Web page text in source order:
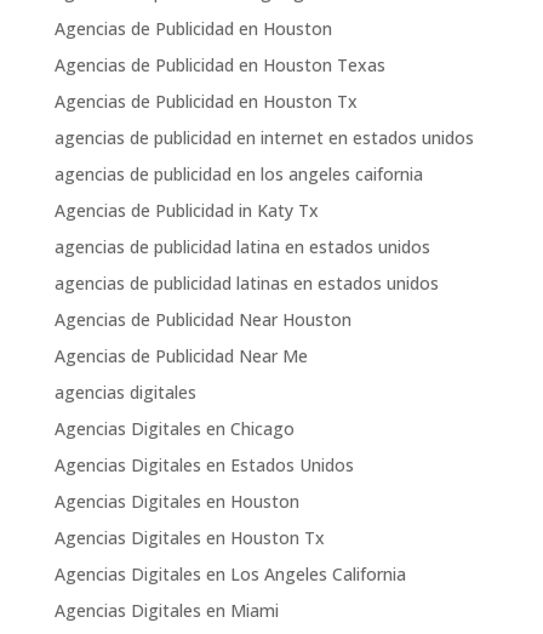
Agencias de Publicidad en Houston
Agencias de Publicidad en Houston Texas
Agencias de Publicidad en Houston Tx
agencias de publicidad en internet en estados unidos
agencias de publicidad en los angeles caifornia
Agencias de Publicidad in Katy Tx
agencias de publicidad latina en estados unidos
agencias de publicidad latinas en estados unidos
Agencias de Publicidad Near Houston
Agencias de Publicidad Near Me
agencias digitales
Agencias Digitales en Chicago
Agencias Digitales en Estados Unidos
Agencias Digitales en Houston
Agencias Digitales en Houston Tx
Agencias Digitales en Los Angeles California
Agencias Digitales en Miami